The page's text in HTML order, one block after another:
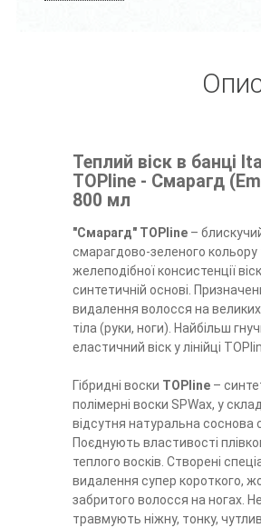
Теплий віск в банці
TOPline - Смарагд
800 мл
"Смарагд" TOPline –
смарагдово-зеленого кольору
желеподібної консистенції
синтетичній основі.
видалення волосся на великих
тіла (руки, ноги). Найбільш
еластичний віск у лінійці
Гібридні воски TOPline–
полімерні воски SPWax, у
відсутня натуральна соснова
Поєднують властивості
теплого восків. Створені
видалення супер короткого,
забритого волосся на ногах. Не
травмують ніжну, тонку,